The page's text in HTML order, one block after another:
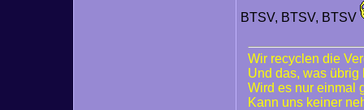
BTSV, BTSV, BTSV
Wir recyclen die
Und das, was übrig
Wird es nur einmal
Kann uns keiner